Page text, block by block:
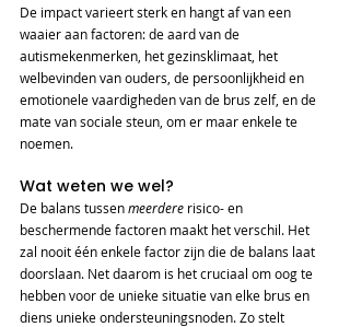
De impact varieert sterk en hangt af van een
waaier aan factoren: de aard van de
autismekenmerken, het gezinsklimaat, het
welbevinden van ouders, de persoonlijkheid en
emotionele vaardigheden van de brus zelf, en de
mate van sociale steun, om er maar enkele te
noemen.
Wat weten we wel?
De balans tussen meerdere risico- en
beschermende factoren maakt het verschil. Het
zal nooit één enkele factor zijn die de balans laat
doorslaan. Net daarom is het cruciaal om oog te
hebben voor de unieke situatie van elke brus en
diens unieke ondersteuningsnoden. Zo stelt